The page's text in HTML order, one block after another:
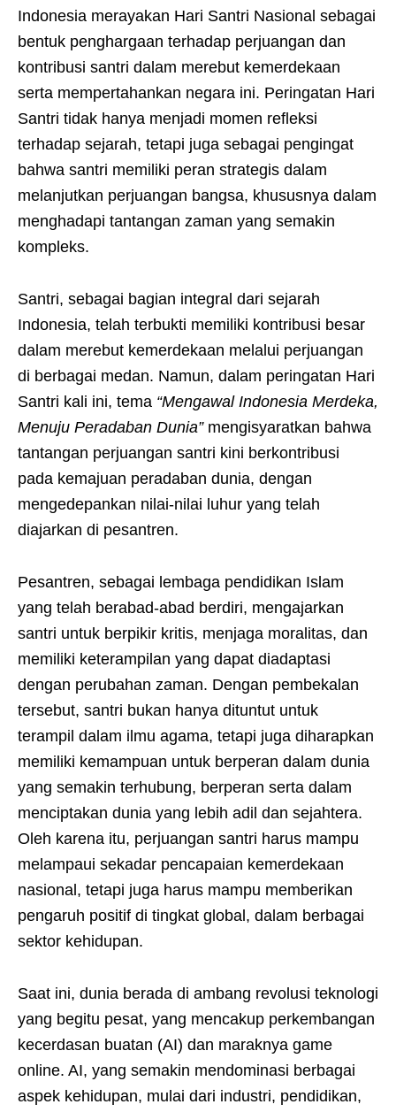
Indonesia merayakan Hari Santri Nasional sebagai
bentuk penghargaan terhadap perjuangan dan
kontribusi santri dalam merebut kemerdekaan
serta mempertahankan negara ini. Peringatan Hari
Santri tidak hanya menjadi momen refleksi
terhadap sejarah, tetapi juga sebagai pengingat
bahwa santri memiliki peran strategis dalam
melanjutkan perjuangan bangsa, khususnya dalam
menghadapi tantangan zaman yang semakin
kompleks.
Santri, sebagai bagian integral dari sejarah
Indonesia, telah terbukti memiliki kontribusi besar
dalam merebut kemerdekaan melalui perjuangan
di berbagai medan. Namun, dalam peringatan Hari
Santri kali ini, tema “Mengawal Indonesia Merdeka,
Menuju Peradaban Dunia”mengisyaratkan bahwa
tantangan perjuangan santri kini berkontribusi
pada kemajuan peradaban dunia, dengan
mengedepankan nilai-nilai luhur yang telah
diajarkan di pesantren.
Pesantren, sebagai lembaga pendidikan Islam
yang telah berabad-abad berdiri, mengajarkan
santri untuk berpikir kritis, menjaga moralitas, dan
memiliki keterampilan yang dapat diadaptasi
dengan perubahan zaman. Dengan pembekalan
tersebut, santri bukan hanya dituntut untuk
terampil dalam ilmu agama, tetapi juga diharapkan
memiliki kemampuan untuk berperan dalam dunia
yang semakin terhubung, berperan serta dalam
menciptakan dunia yang lebih adil dan sejahtera.
Oleh karena itu, perjuangan santri harus mampu
melampaui sekadar pencapaian kemerdekaan
nasional, tetapi juga harus mampu memberikan
pengaruh positif di tingkat global, dalam berbagai
sektor kehidupan.
Saat ini, dunia berada di ambang revolusi teknologi
yang begitu pesat, yang mencakup perkembangan
kecerdasan buatan (AI) dan maraknya game
online. AI, yang semakin mendominasi berbagai
aspek kehidupan, mulai dari industri, pendidikan,